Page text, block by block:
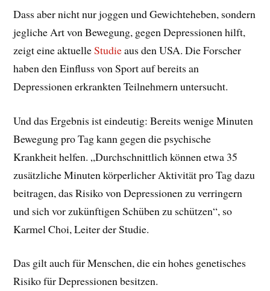
Dass aber nicht nur joggen und Gewichteheben, sondern
jegliche Art von Bewegung, gegen Depressionen hilft,
zeigt eine aktuelleStudieaus den USA. Die Forscher
haben den Einfluss von Sport auf bereits an
Depressionen erkrankten Teilnehmern untersucht.
Und das Ergebnis ist eindeutig: Bereits wenige Minuten
Bewegung pro Tag kann gegen die psychische
Krankheit helfen. „Durchschnittlich können etwa 35
zusätzliche Minuten körperlicher Aktivität pro Tag dazu
beitragen, das Risiko von Depressionen zu verringern
und sich vor zukünftigen Schüben zu schützen“, so
Karmel Choi, Leiter der Studie.
Das gilt auch für Menschen, die ein hohes genetisches
Risiko für Depressionen besitzen.